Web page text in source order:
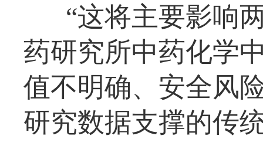
“这将主要影响
药研究所中药化学
值不明确、安全风
研究数据支撑的传